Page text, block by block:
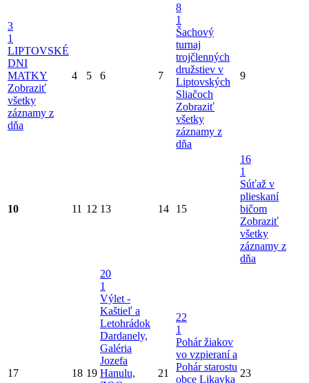
3
1
LIPTOVSKÉ
DNI
MATKY
Zobraziť
všetky
záznamy z
dňa
4 5 6 7
8
1
Šachový
turnaj
trojčlenných
družstiev v
Liptovských
Sliačoch
Zobraziť
všetky
záznamy z
dňa
9
10 11 12 13 14 15
16
1
Súťaž v
plieskaní
bičom
Zobraziť
všetky
záznamy z
dňa
17 18 19
20
1
Výlet -
Kaštieľ a
Letohrádok
Dardanely,
Galéria
Jozefa
Hanulu,
21
22
1
Pohár žiakov
vo vzpieraní a
Pohár starostu
obce Likavka
23